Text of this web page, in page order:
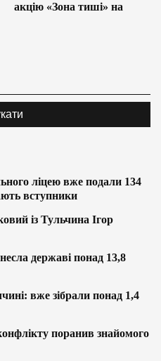
акцію «Зона тиші» на
ліцею вже подали 134
вступники
із Тульчина Ігор
державі понад 13,8
вже зібрали понад 1,4
поранив знайомого